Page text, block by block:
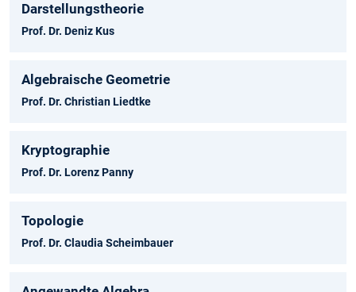
Darstellungstheorie
Prof. Dr. Deniz Kus
Algebraische Geometrie
Prof. Dr. Christian Liedtke
Kryptographie
Prof. Dr. Lorenz Panny
Topologie
Prof. Dr. Claudia Scheimbauer